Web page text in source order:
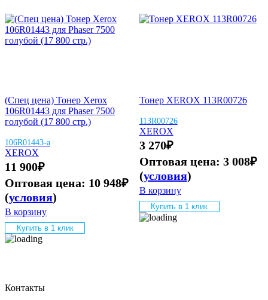
(Спец цена) Тонер Xerox
106R01443 для Phaser 7500
голубой (17 800 стр.)
106R01443-а
XEROX
11 900₽
Оптовая цена: 10 948₽
(условия)
В корзину
Купить в 1 клик
Тонер XEROX 113R00726
113R00726
XEROX
3 270₽
Оптовая цена: 3 008₽
(условия)
В корзину
Купить в 1 клик
Контакты